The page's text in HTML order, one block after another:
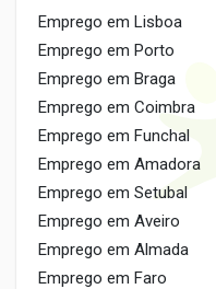
Emprego em Lisboa
Emprego em Porto
Emprego em Braga
Emprego em Coimbra
Emprego em Funchal
Emprego em Amadora
Emprego em Setubal
Emprego em Aveiro
Emprego em Almada
Emprego em Faro